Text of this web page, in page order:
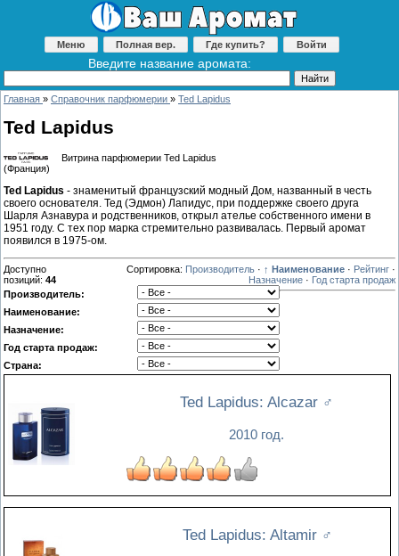
Меню Полная вер. Где купить? Войти
Введите название аромата:
Главная » Справочник парфюмерии » Ted Lapidus
Ted Lapidus
Витрина парфюмерии Ted Lapidus
(Франция)
Ted Lapidus - знаменитый французский модный Дом, названный в честь
своего основателя. Тед (Эдмон) Лапидус, при поддержке своего друга
Шарля Азнавура и родственников, открыл ателье собственного имени в
1951 году. С тех пор марка стремительно развивалась. Первый аромат
появился в 1975-ом.
Доступно
позиций: 44
Сортировка: Производитель · ↑ Наименование · Рейтинг ·
Назначение · Год старта продаж
Производитель:
Наименование:
Назначение:
Год старта продаж:
Страна:
Ted Lapidus: Alcazar ♂
2010 год.
Ted Lapidus: Altamir ♂